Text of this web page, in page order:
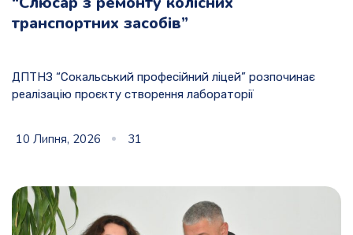
транспортних засобів”
ДПТНЗ “Сокальський професійний ліцей” розпочинає
реалізацію проєкту створення лабораторії
10 Липня, 2026 31